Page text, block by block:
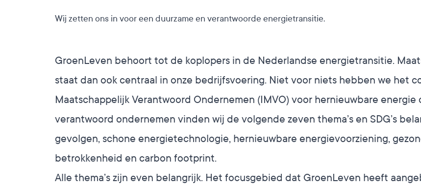
Wij zetten ons in voor een duurzame en verantwoorde energietransitie.
GroenLeven behoort tot de koplopers in de Nederlandse energietransitie.
staat dan ook centraal in onze bedrijfsvoering. Niet voor niets hebben we het
Maatschappelijk Verantwoord Ondernemen (IMVO) voor hernieuwbare
verantwoord ondernemen vinden wij de volgende zeven thema’s en SDG’s
gevolgen, schone energietechnologie, hernieuwbare energievoorziening,
betrokkenheid en carbon footprint.
Alle thema’s zijn even belangrijk. Het focusgebied dat GroenLeven heeft